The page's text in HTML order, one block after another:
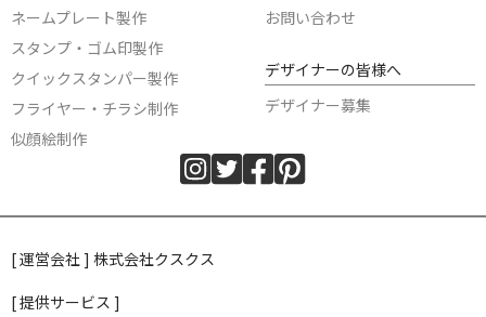
ネームプレート製作
スタンプ・ゴム印製作
クイックスタンパー製作
フライヤー・チラシ制作
似顔絵制作
お問い合わせ
デザイナーの皆様へ
デザイナー募集
[ 運営会社 ] 株式会社クスクス
[ 提供サービス ]